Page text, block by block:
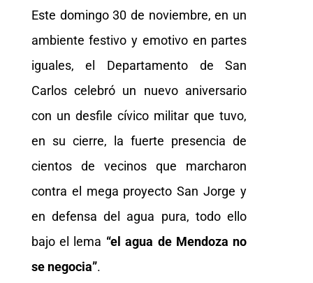
Este domingo 30 de noviembre, en un
ambiente festivo y emotivo en partes
iguales, el Departamento de San
Carlos celebró un nuevo aniversario
con un desfile cívico militar que tuvo,
en su cierre, la fuerte presencia de
cientos de vecinos que marcharon
contra el mega proyecto San Jorge y
en defensa del agua pura, todo ello
bajo el lema “el agua de Mendoza no
se negocia”.